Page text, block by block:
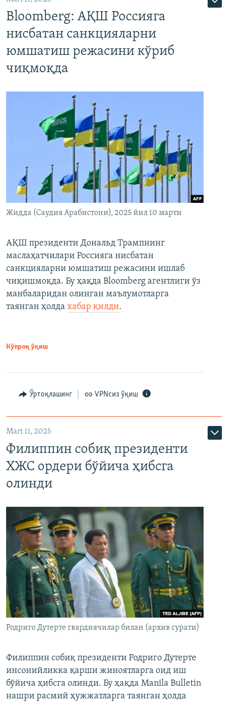
Bloomberg: АҚШ Россияга
нисбатан санкцияларни
юмшатиш режасини кўриб
чиқмоқда
Жидда (Саудия Арабистони), 2025 йил 10 марти
АҚШ президенти Дональд Трампнинг
маслаҳатчилари Россияга нисбатан
санкцияларни юмшатиш режасини ишлаб
чиқишмоқда. Бу ҳақда Bloomberg агентлиги ўз
манбаларидан олинган маълумотларга
таянган ҳолда хабар қилди.
Кўпроқ ўқиш
Ўртоқлашинг VPNсиз ўқиш
Mart 11, 2025
Филиппин собиқ президенти
ХЖС ордери бўйича ҳибсга
олинди
Родриго Дутерте гвардиячилар билан (архив сурати)
Филиппин собиқ президенти Родриго Дутерте
инсонийликка қарши жиноятларга оид иш
бўйича ҳибсга олинди. Бу ҳақда Manila Bulletin
нашри расмий ҳужжатларга таянган ҳолда